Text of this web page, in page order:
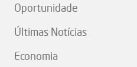
Oportunidade
Últimas Notícias
Economia